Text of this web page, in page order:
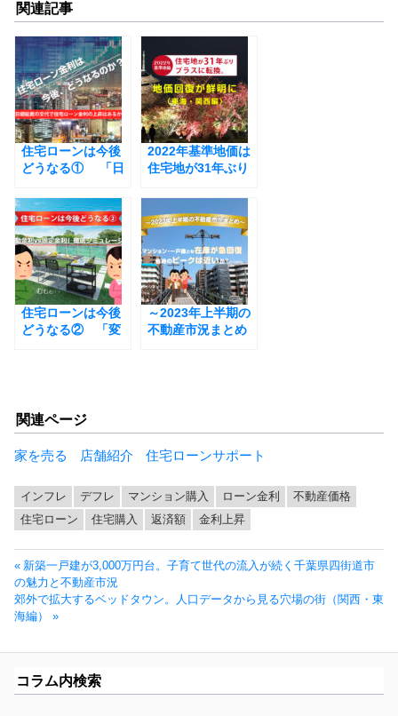
c
e
b
o
o
k
関連記事
住宅ローンは今後
どうなる① 「日
宅ローン金利の上
昇はあるか？」
2022年基準地価は
住宅地が31年ぶり
価回復が鮮明に
（東海・関西編）
住宅ローンは今後
どうなる② 「変
～2023年上半期の
不動産市況まとめ
関連ページ
家を売る 店舗紹介 住宅ローンサポート
インフレ デフレ マンション購入 ローン金利
不動産価格
住宅ローン
住宅購入 返済額 金利上昇
投
稿
ナ
ビ
ョ
前
の
投
稿:
新築一戸建が3,000万円台。子育て世代の流入が続く千葉県四街道市
の魅力と不動産市況
次
の
郊外で拡大するベッドタウン。人口データから見る穴場の街（関西・東
海編）
コラム内検索